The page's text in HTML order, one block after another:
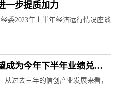
一步提质加力
委2023年上半年经济运行情况座谈
成为今年下半年业绩兑现
过去三年的信创产业发展来看，